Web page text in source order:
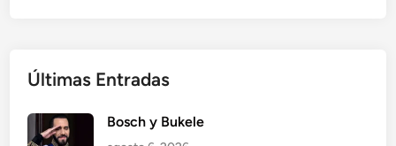
Últimas Entradas
Bosch y Bukele